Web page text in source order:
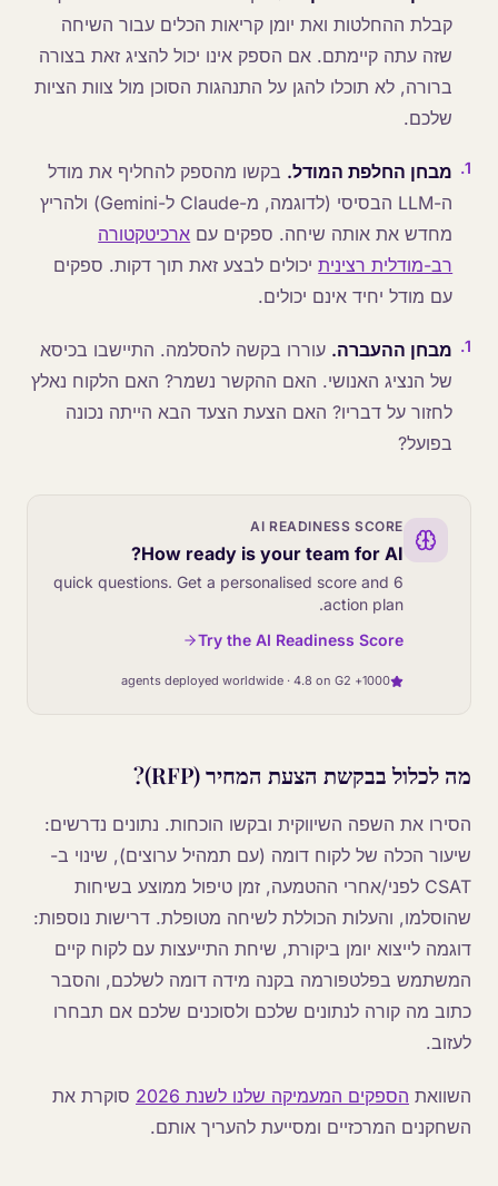
קבלת ההחלטות ואת יומן קריאות הכלים עבור השיחה
שזה עתה קיימתם. אם הספק אינו יכול להציג זאת בצורה
ברורה, לא תוכלו להגן על התנהגות הסוכן מול צוות הציות
שלכם.
1
. מבחן החלפת המודל. בקשו מהספק להחליף את מודל
ה-LLM הבסיסי (לדוגמה, מ-Claude ל-Gemini) ולהריץ
מחדש את אותה שיחה. ספקים עם ארכיטקטורה
רב-מודלית רציניתיכולים לבצע זאת תוך דקות. ספקים
עם מודל יחיד אינם יכולים.
1
. מבחן ההעברה. עוררו בקשה להסלמה. התיישבו בכיסא
של הנציג האנושי. האם ההקשר נשמר? האם הלקוח נאלץ
לחזור על דבריו? האם הצעת הצעד הבא הייתה נכונה
בפועל?
AI READINESS SCORE
How ready is your team for AI?
6 quick questions. Get a personalised score and
action plan.
Try the AI Readiness Score
1000+ agents deployed worldwide · 4.8 on G2
מה לכלול בבקשת הצעת המחיר (RFP)?
הסירו את השפה השיווקית ובקשו הוכחות. נתונים נדרשים:
שיעור הכלה של לקוח דומה (עם תמהיל ערוצים), שינוי ב-
CSAT לפני/אחרי ההטמעה, זמן טיפול ממוצע בשיחות
שהוסלמו, והעלות הכוללת לשיחה מטופלת. דרישות נוספות:
דוגמה לייצוא יומן ביקורת, שיחת התייעצות עם לקוח קיים
המשתמש בפלטפורמה בקנה מידה דומה לשלכם, והסבר
כתוב מה קורה לנתונים שלכם ולסוכנים שלכם אם תבחרו
לעזוב.
השוואת הספקים המעמיקה שלנו לשנת 2026
סוקרת את
השחקנים המרכזיים ומסייעת להעריך אותם.